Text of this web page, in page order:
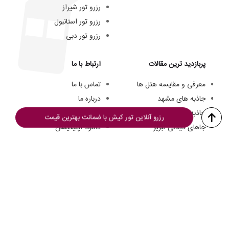
رزرو آنلاین تور کیش با ضمانت بهترین قیمت
رزرو تور شیراز
رزرو تور استانبول
رزرو تور دبی
پربازدید ترین مقالات
معرفی و مقایسه هتل ها
جاذبه های مشهد
جاذبه های کیش
جاهای دیدنی تبریز
ارتباط با ما
تماس با ما
درباره ما
تیم ما
دانلود اپلیکیشن